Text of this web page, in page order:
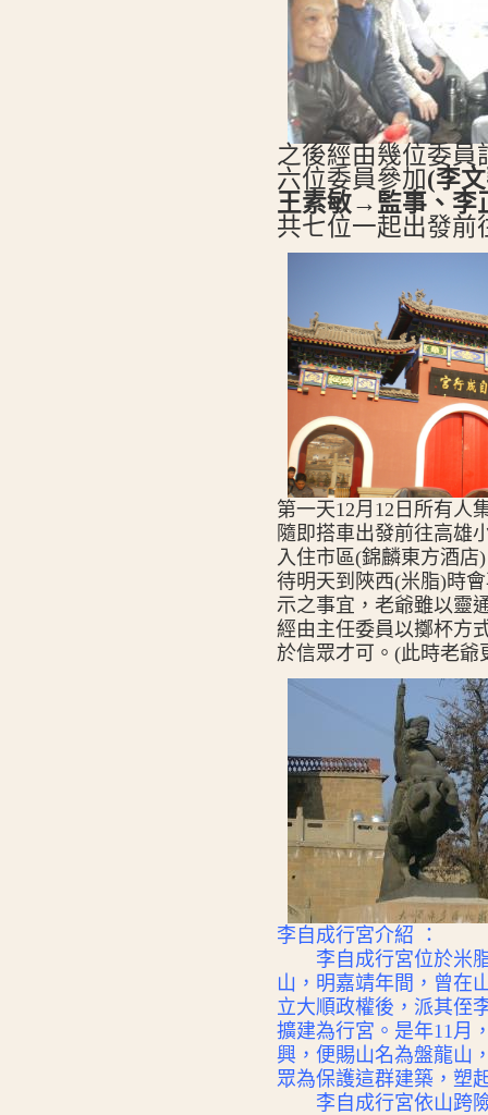
之後經由幾位委員
六位委員參加(李
王素敏→監事、
共七位一起出發前
第一天12月12日所有人
隨即搭車出發前往高雄
入住市區(錦麟東方酒
待明天到陜西(米脂)時
示之事宜，老爺雖以靈
經由主任委員以擲杯方
於信眾才可。(此時老
李自成行宮介紹 ：
李自成行宮位於米脂
山，明嘉靖年間，曾在
立大順政權後，派其侄
擴建為行宮。是年11月
興，便賜山名為盤龍山
眾為保護這群建築，
李自成行宮依山跨險